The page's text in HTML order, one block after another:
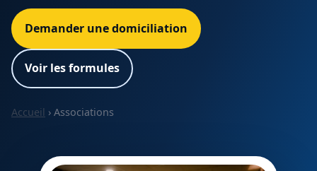
Demander une domiciliation
Voir les formules
Accueil › Associations